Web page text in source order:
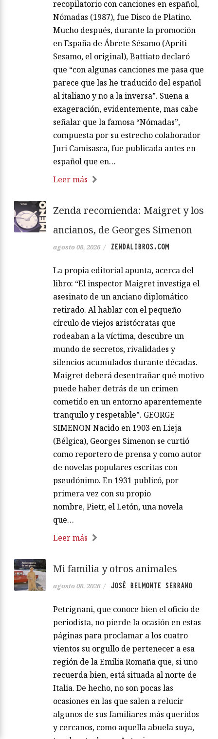
recopilatorio con canciones en español,
Nómadas (1987), fue Disco de Platino.
Mucho después, durante la promoción
en España de Ábrete Sésamo (Apriti
Sesamo, el original), Battiato declaró
que “con algunas canciones me pasa que
parece que las he traducido del español
al italiano y no a la inversa”. Suena a
exageración, evidentemente, mas cabe
señalar que la famosa “Nómadas”,
compuesta por su estrecho colaborador
Juri Camisasca, fue publicada antes en
español que en…
Leer más
Zenda recomienda: Maigret y los
ancianos, de Georges Simenon
agosto 08, 2026 / ZENDALIBROS.COM
La propia editorial apunta, acerca del
libro: “El inspector Maigret investiga el
asesinato de un anciano diplomático
retirado. Al hablar con el pequeño
círculo de viejos aristócratas que
rodeaban a la víctima, descubre un
mundo de secretos, rivalidades y
silencios acumulados durante décadas.
Maigret deberá desentrañar qué motivo
puede haber detrás de un crimen
cometido en un entorno aparentemente
tranquilo y respetable”. GEORGE
SIMENON Nacido en 1903 en Lieja
(Bélgica), Georges Simenon se curtió
como reportero de prensa y como autor
de novelas populares escritas con
pseudónimo. En 1931 publicó, por
primera vez con su propio
nombre, Pietr, el Letón, una novela
que…
Leer más
Mi familia y otros animales
agosto 08, 2026 / JOSÉ BELMONTE SERRANO
Petrignani, que conoce bien el oficio de
periodista, no pierde la ocasión en estas
páginas para proclamar a los cuatro
vientos su orgullo de pertenecer a esa
región de la Emilia Romaña que, si uno
recuerda bien, está situada al norte de
Italia. De hecho, no son pocas las
ocasiones en las que salen a relucir
algunos de sus familiares más queridos
y cercanos, como aquella abuela suya,